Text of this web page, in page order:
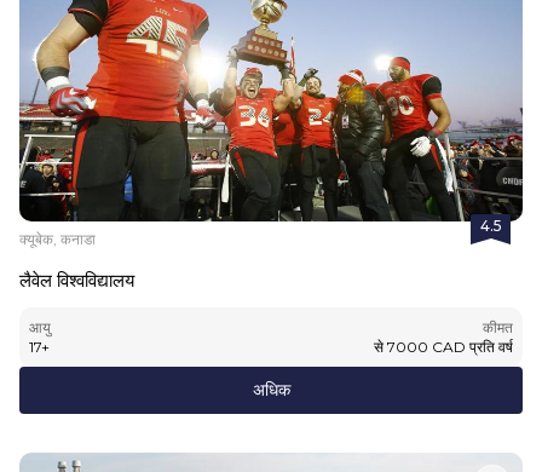
4.5
क्यूबेक, कनाडा
लैवेल विश्वविद्यालय
आयु
17+
कीमत
से 7000 CAD प्रति वर्ष
अधिक